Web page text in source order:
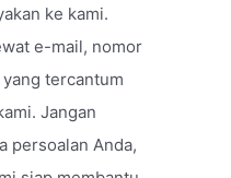
ke kami.
e-mail, nomor
tercantum
Jangan
persoalan Anda,